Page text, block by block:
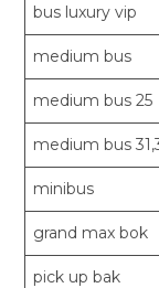
bus luxury vip
medium bus
medium bus 25
medium bus
minibus
grand max bok
pick up bak